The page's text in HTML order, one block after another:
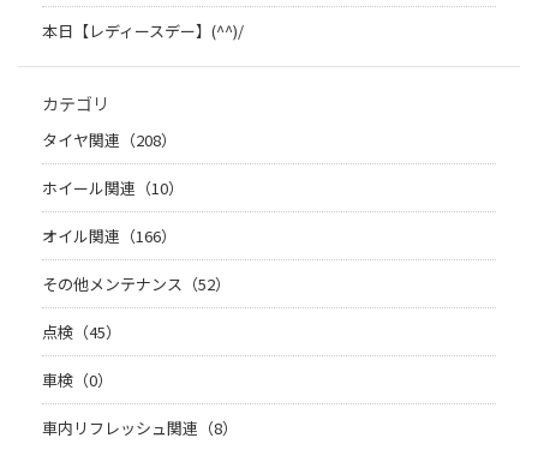
本日【レディースデー】(^^)/
カテゴリ
タイヤ関連（208）
ホイール関連（10）
オイル関連（166）
その他メンテナンス（52）
点検（45）
車検（0）
車内リフレッシュ関連（8）